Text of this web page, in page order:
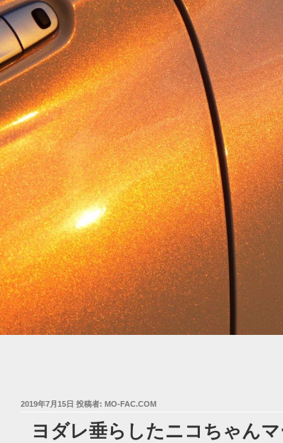
投
2019年7月15日 投稿者: MO-FAC.COM
ヨダレ垂らしたニコちゃん